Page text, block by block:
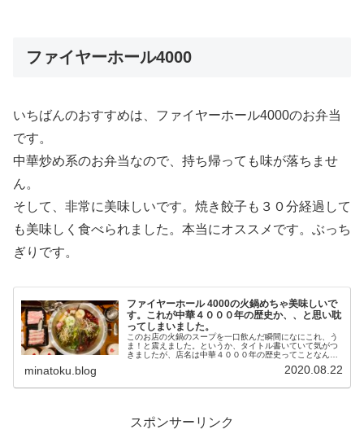
ファイヤーホール4000
いちばんのおすすめは、ファイヤーホール4000のお弁当
です。
中華炒め系のお弁当なので、持ち帰っても味が落ちませ
ん。
そして、非常に美味しいです。焼き餃子も３０分経過して
も美味しく食べられました。本当にオススメです。ぶっち
ぎりです。
ファイヤーホール 4000の火鍋めちゃ美味しいで
す。これが中華４０００年の歴史か、、と思い耽
ってしまいました。
このお店の火鍋のスープを一口飲んだ瞬間になにこれ、う
ま！と震えました。というか、タイトル書いていて気がつ
きましたが、店名は中華４０００年の歴史ってことなんで
minatoku.blog 2020.08.22
スポンサーリンク